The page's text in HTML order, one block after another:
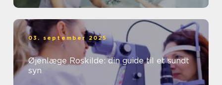
03. september 2025
Øjenlæge Roskilde: din guide til et sundt
syn